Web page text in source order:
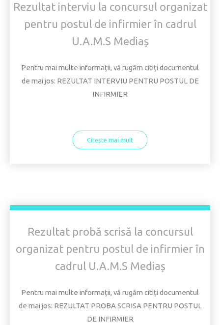
Rezultat interviu la concursul organizat
pentru postul de infirmier în cadrul
U.A.M.S Mediaș
Pentru mai multe informații, vă rugăm citiți documentul
de mai jos: REZULTAT INTERVIU PENTRU POSTUL DE
INFIRMIER
Citește mai mult
Rezultat probă scrisă la concursul
organizat pentru postul de infirmier în
cadrul U.A.M.S Mediaș
Pentru mai multe informații, vă rugăm citiți documentul
de mai jos: REZULTAT PROBA SCRISA PENTRU POSTUL
DE INFIRMIER